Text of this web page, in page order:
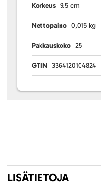
Korkeus 9.5 cm
Nettopaino 0,015 kg
Pakkauskoko 25
GTIN 3364120104824
LISÄTIETOJA